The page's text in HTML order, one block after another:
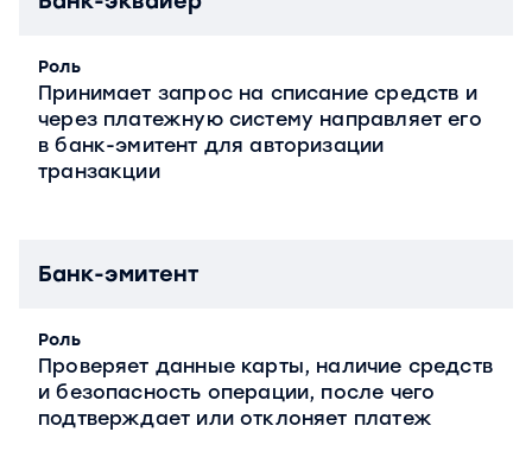
Роль
Принимает запрос на списание средств и
через платежную систему направляет его
в банк-эмитент для авторизации
транзакции
Банк-эмитент
Роль
Проверяет данные карты, наличие средств
и безопасность операции, после чего
подтверждает или отклоняет платеж